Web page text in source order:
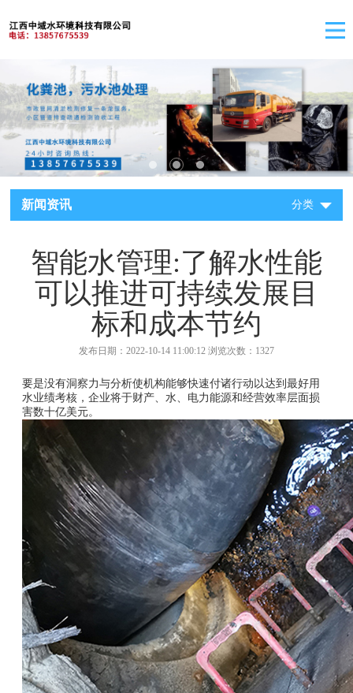
新闻资讯 分类
智能水管理:了解水性能
可以推进可持续发展目
标和成本节约
发布日期：2022-10-14 11:00:12 浏览次数：1327
要是没有洞察力与分析使机构能够快速付诸行动以达到最好用
水业绩考核，企业将于财产、水、电力能源和经营效率层面损
害数十亿美元。